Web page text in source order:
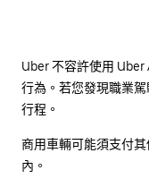
Uber 不容許使用
行為。若您發現職業
行程。
商用車輛可能須支付
內。